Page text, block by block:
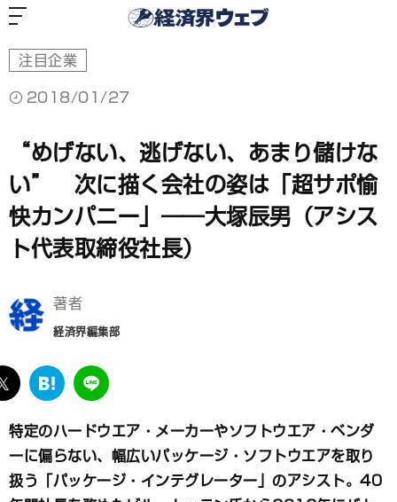
注目企業
2018/01/27
“めげない、逃げない、あまり儲けな
い” 次に描く会社の姿は「超サポ愉
快カンパニー」――大塚辰男（アシス
ト代表取締役社長）
著者
経済界編集部
twitter
は
な
ブ
ッ
ク
マ
LINE
特定のハードウエア・メーカーやソフトウエア・ベンダ
ーに偏らない、幅広いパッケージ・ソフトウエアを取り
扱う「パッケージ・インテグレーター」のアシスト。40